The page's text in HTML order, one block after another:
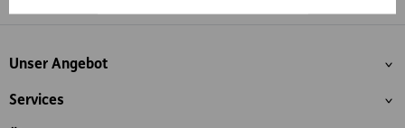
Inhaltsübersicht
Unser Angebot
Services